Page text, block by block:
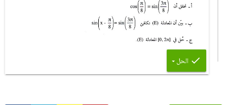
الحل